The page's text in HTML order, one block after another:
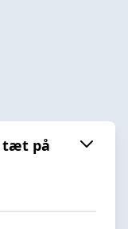
tæt på